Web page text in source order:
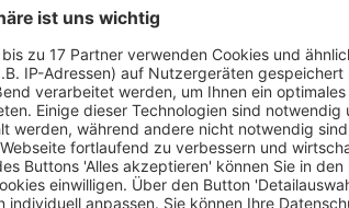
von 59,7 Mrd. Euro übertragen.
sank es 2022 im Vergleich zum Vorjahr
(29,6 Mrd. Euro; -14,3 % zum Vorjahr) wie
mit 23,7 Mrd. Euro (-0,8 %).
Schenkungsteuer zum vierten Mal in